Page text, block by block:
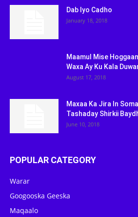
Dab Iyo Cadho
January 18, 2018
Maamul Mise
Waxa Ay Ku Kala
August 17, 2018
Maxaa Ka Jira In
Tashaday Shirkii
June 10, 2018
POPULAR CATEGORY
Warar
Googooska Geeska
Maqaalo